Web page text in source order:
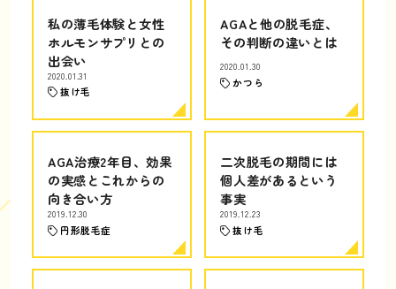
私の薄毛体験と女性
ホルモンサプリとの
出会い
2020.01.31
抜け毛
AGAと他の脱毛症、
その判断の違いとは
2020.01.30
かつら
AGA治療2年目、効果
の実感とこれからの
向き合い方
2019.12.30
円形脱毛症
二次脱毛の期間には
個人差があるという
事実
2019.12.23
抜け毛